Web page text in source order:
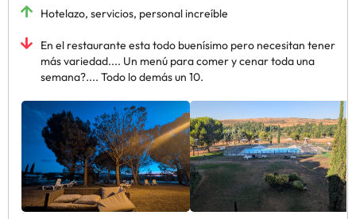
Hotelazo, servicios, personal increíble
En el restaurante esta todo buenísimo pero necesitan tener
más variedad.... Un menú para comer y cenar toda una
semana?.... Todo lo demás un 10.